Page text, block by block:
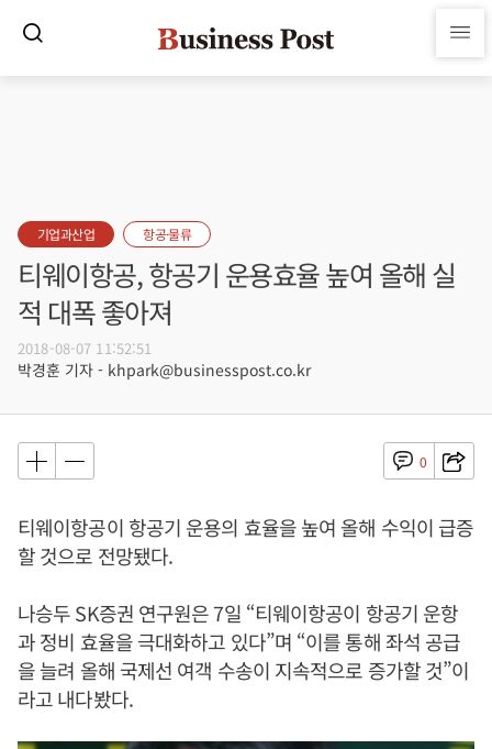
기업과산업 항공·물류
티웨이항공, 항공기 운용효율 높여 올해 실
적 대폭 좋아져
2018-08-07 11:52:51
박경훈 기자 - khpark@businesspost.co.kr
0
티웨이항공이 항공기 운용의 효율을 높여 올해 수익이 급증
할 것으로 전망됐다.
나승두 SK증권 연구원은 7일 “티웨이항공이 항공기 운항
과 정비 효율을 극대화하고 있다”며 “이를 통해 좌석 공급
을 늘려 올해 국제선 여객 수송이 지속적으로 증가할 것”이
라고 내다봤다.